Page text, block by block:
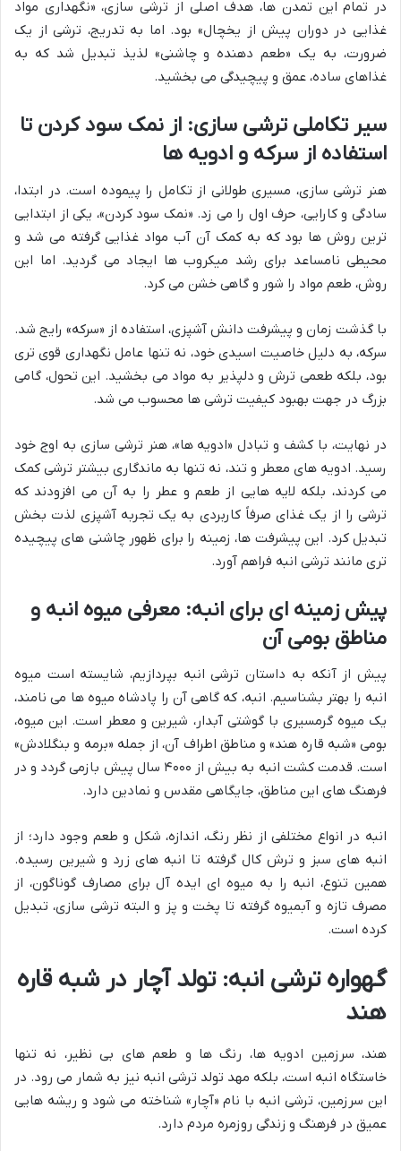
در تمام این تمدن ها، هدف اصلی از ترشی سازی، «نگهداری مواد
غذایی در دوران پیش از یخچال» بود. اما به تدریج، ترشی از یک
ضرورت، به یک «طعم دهنده و چاشنی» لذیذ تبدیل شد که به
غذاهای ساده، عمق و پیچیدگی می بخشید.
سیر تکاملی ترشی سازی: از نمک سود کردن تا
استفاده از سرکه و ادویه ها
هنر ترشی سازی، مسیری طولانی از تکامل را پیموده است. در ابتدا،
سادگی و کارایی، حرف اول را می زد. «نمک سود کردن»، یکی از ابتدایی
ترین روش ها بود که به کمک آن آب مواد غذایی گرفته می شد و
محیطی نامساعد برای رشد میکروب ها ایجاد می گردید. اما این
روش، طعم مواد را شور و گاهی خشن می کرد.
با گذشت زمان و پیشرفت دانش آشپزی، استفاده از «سرکه» رایج شد.
سرکه، به دلیل خاصیت اسیدی خود، نه تنها عامل نگهداری قوی تری
بود، بلکه طعمی ترش و دلپذیر به مواد می بخشید. این تحول، گامی
بزرگ در جهت بهبود کیفیت ترشی ها محسوب می شد.
در نهایت، با کشف و تبادل «ادویه ها»، هنر ترشی سازی به اوج خود
رسید. ادویه های معطر و تند، نه تنها به ماندگاری بیشتر ترشی کمک
می کردند، بلکه لایه هایی از طعم و عطر را به آن می افزودند که
ترشی را از یک غذای صرفاً کاربردی به یک تجربه آشپزی لذت بخش
تبدیل کرد. این پیشرفت ها، زمینه را برای ظهور چاشنی های پیچیده
تری مانند ترشی انبه فراهم آورد.
پیش زمینه ای برای انبه: معرفی میوه انبه و
مناطق بومی آن
پیش از آنکه به داستان ترشی انبه بپردازیم، شایسته است میوه
انبه را بهتر بشناسیم. انبه، که گاهی آن را پادشاه میوه ها می نامند،
یک میوه گرمسیری با گوشتی آبدار، شیرین و معطر است. این میوه،
بومی «شبه قاره هند» و مناطق اطراف آن، از جمله «برمه و بنگلادش»
است. قدمت کشت انبه به بیش از ۴۰۰۰ سال پیش بازمی گردد و در
فرهنگ های این مناطق، جایگاهی مقدس و نمادین دارد.
انبه در انواع مختلفی از نظر رنگ، اندازه، شکل و طعم وجود دارد؛ از
انبه های سبز و ترش کال گرفته تا انبه های زرد و شیرین رسیده.
همین تنوع، انبه را به میوه ای ایده آل برای مصارف گوناگون، از
مصرف تازه و آبمیوه گرفته تا پخت و پز و البته ترشی سازی، تبدیل
کرده است.
گهواره ترشی انبه: تولد آچار در شبه قاره
هند
هند، سرزمین ادویه ها، رنگ ها و طعم های بی نظیر، نه تنها
خاستگاه انبه است، بلکه مهد تولد ترشی انبه نیز به شمار می رود. در
این سرزمین، ترشی انبه با نام «آچار» شناخته می شود و ریشه هایی
عمیق در فرهنگ و زندگی روزمره مردم دارد.